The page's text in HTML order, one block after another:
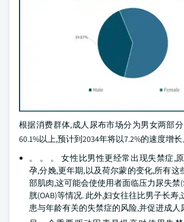
根据消费群体,成人尿布市场分为男女两部
60.1%以上,预计到2034年将以7.2%的速度增长
。 。 。 女性比男性更经常出现失禁症,
孕,分娩,更年期,以及荷尔蒙的变化,所有这
部肌肉,这可能会使使用者面临压力尿失禁
胱(OAB)等情况. 此外,妇女往往比男子长寿
患与年龄有关的失禁症的风险,并促进成人